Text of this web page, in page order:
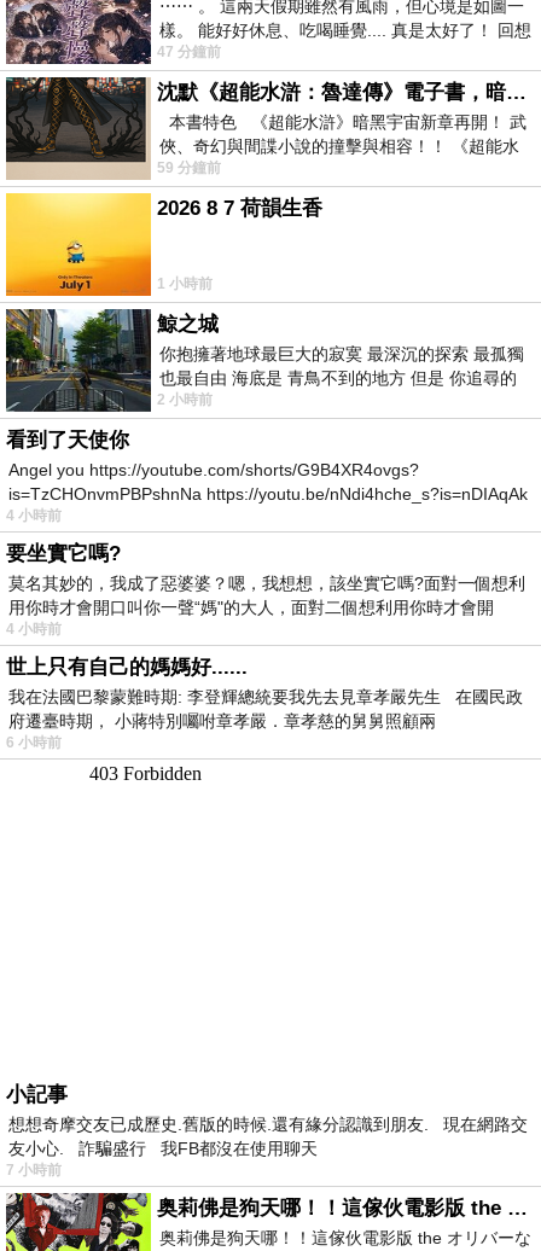
⋯⋯ 。 這兩天假期雖然有風雨，但心境是如圖一
樣。 能好好休息、吃喝睡覺.... 真是太好了！ 回想
起來，以前根本就很難有這
47 分鐘前
沈默《超能水滸：魯達傳》電子書，暗黑宇宙新章，一一五年八月璀璨上架！
本書特色 《超能水滸》暗黑宇宙新章再開！ 武
俠、奇幻與間諜小說的撞擊與相容！！ 《超能水
滸》系列第四部
59 分鐘前
2026 8 7 荷韻生香
1 小時前
鯨之城
你抱擁著地球最巨大的寂寞 最深沉的探索 最孤獨
也最自由 海底是 青鳥不到的地方 但是 你追尋的
幸福 可以比珍珠更
2 小時前
看到了天使你
Angel you https://youtube.com/shorts/G9B4XR4ovgs?
is=TzCHOnvmPBPshnNa https://youtu.be/nNdi4hche_s?is=nDIAqAk
4 小時前
要坐實它嗎?
莫名其妙的，我成了惡婆婆？嗯，我想想，該坐實它嗎?面對一個想利
用你時才會開口叫你一聲“媽"的大人，面對二個想利用你時才會開
4 小時前
世上只有自己的媽媽好......
我在法國巴黎蒙難時期: 李登輝總統要我先去見章孝嚴先生 在國民政
府遷臺時期， 小蔣特別囑咐章孝嚴．章孝慈的舅舅照顧兩
6 小時前
小記事
想想奇摩交友已成歷史.舊版的時候.還有緣分認識到朋友. 現在網路交
友小心. 詐騙盛行 我FB都沒在使用聊天
7 小時前
奥莉佛是狗天哪！！這傢伙電影版 the オリバーな犬、 (gosh ) このヤロウ movie
奥莉佛是狗天哪！！這傢伙電影版 the オリバーな